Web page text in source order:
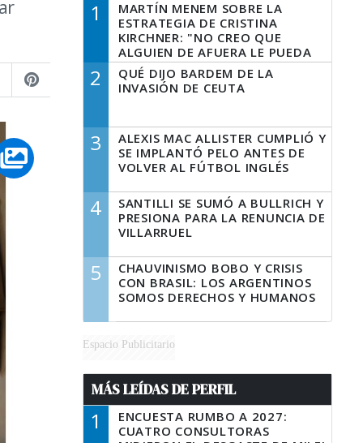
1
MARTÍN MENEM SOBRE LA
ESTRATEGIA DE CRISTINA
KIRCHNER: "NO CREO QUE
ALGUIEN DE AFUERA LE PUEDA
DECIR A LA JUSTICIA LO QUE
TIENE QUE HACER"
2
QUÉ DIJO BARDEM DE LA
INVASIÓN DE CEUTA
3
ALEXIS MAC ALLISTER CUMPLIÓ Y
SE IMPLANTÓ PELO ANTES DE
VOLVER AL FÚTBOL INGLÉS
4
SANTILLI SE SUMÓ A BULLRICH Y
PRESIONA PARA LA RENUNCIA DE
VILLARRUEL
5
CHAUVINISMO BOBO Y CRISIS
CON BRASIL: LOS ARGENTINOS
SOMOS DERECHOS Y HUMANOS
Espacio Publicitario
MÁS LEÍDAS DE PERFIL
1
ENCUESTA RUMBO A 2027:
CUATRO CONSULTORAS